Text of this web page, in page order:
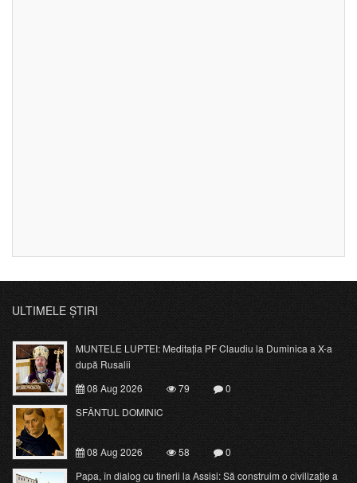
ULTIMELE ȘTIRI
MUNTELE LUPTEI: Meditația PF Claudiu la Duminica a X-a
după Rusalii
08 Aug 2026
79
0
SFÂNTUL DOMINIC
08 Aug 2026 58
0
Papa, în dialog cu tinerii la Assisi: Să construim o civilizație a